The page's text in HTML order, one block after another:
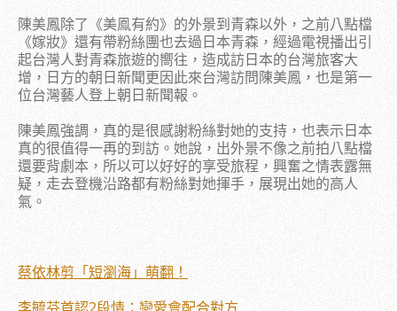
陳美鳳除了《美鳯有約》的外景到青森以外，之前八點檔
《嫁妝》還有帶粉絲團也去過日本青森，經過電視播出引
起台灣人對青森旅遊的嚮往，造成訪日本的台灣旅客大
增，日方的朝日新聞更因此來台灣訪問陳美鳳，也是第一
位台灣藝人登上朝日新聞報。
陳美鳳強調，真的是很感謝粉絲對她的支持，也表示日本
真的很值得一再的到訪。她說，出外景不像之前拍八點檔
還要背劇本，所以可以好好的享受旅程，興奮之情表露無
疑，走去登機沿路都有粉絲對她揮手，展現出她的高人
氣。
蔡依林剪「短瀏海」萌翻！